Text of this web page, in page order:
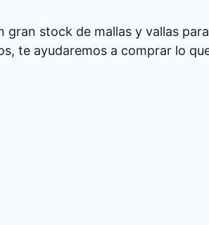
stock de mallas y vallas
te ayudaremos a comprar lo